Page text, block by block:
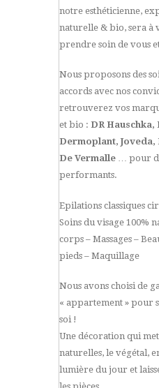
notre esthéticienne,
naturelle & bio, sera à
prendre soin de vous
Nous proposons des
accords avec nos
retrouverez vos
et bio : DR Hauschka,
Dermoplant, Joveda,
De Vermalle … pour
performants.
Epilations classiques
Soins du visage 100%
corps – Massages –
pieds – Maquillage
Nous avons choisi de
« appartement » pour
soi !
Une décoration qui
naturelles, le végétal,
lumière du jour et